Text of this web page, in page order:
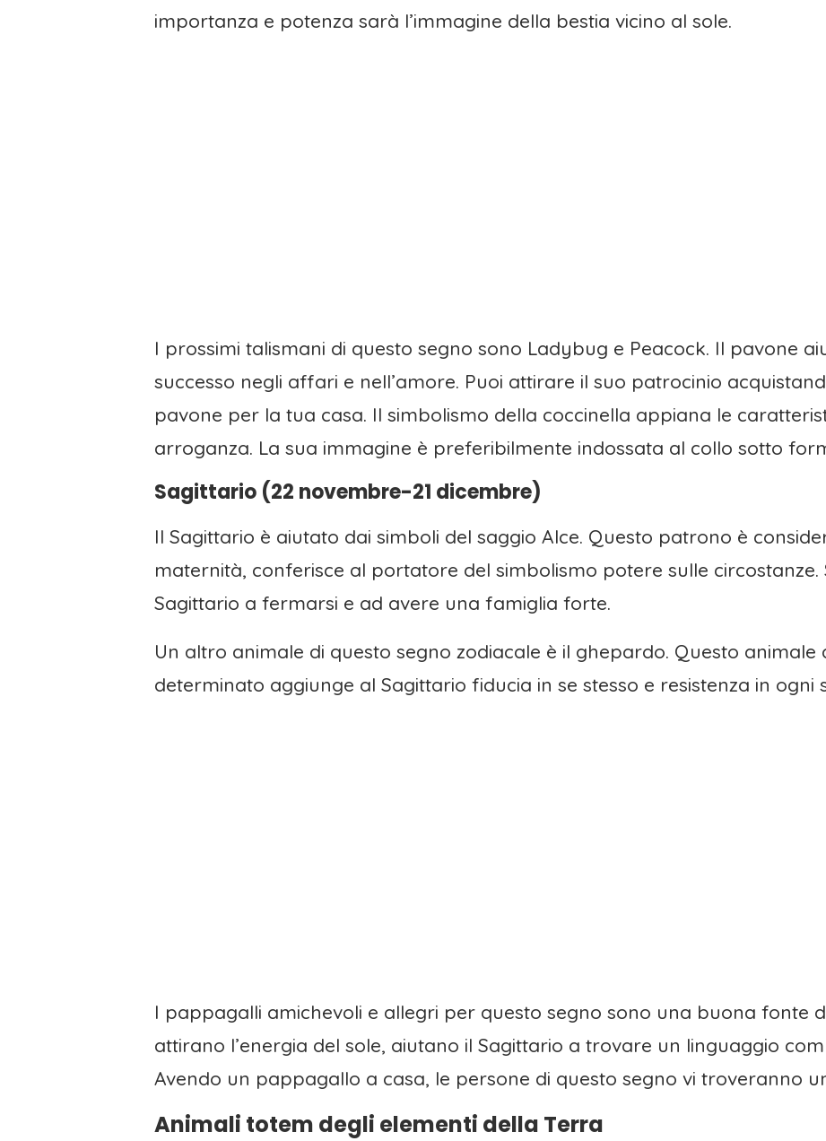
importanza e potenza sarà l’immagine della bestia vicino al sole.
I prossimi talismani di questo segno sono Ladybug e Peacock. Il pavone
successo negli affari e nell’amore. Puoi attirare il suo patrocinio
pavone per la tua casa. Il simbolismo della coccinella appiana le
arroganza. La sua immagine è preferibilmente indossata al collo sotto
Sagittario (22 novembre-21 dicembre)
Il Sagittario è aiutato dai simboli del saggio Alce. Questo patrono è
maternità, conferisce al portatore del simbolismo potere sulle circostanze.
Sagittario a fermarsi e ad avere una famiglia forte.
Un altro animale di questo segno zodiacale è il ghepardo. Questo animale
determinato aggiunge al Sagittario fiducia in se stesso e resistenza in ogni
I pappagalli amichevoli e allegri per questo segno sono una buona fonte
attirano l’energia del sole, aiutano il Sagittario a trovare un linguaggio
Avendo un pappagallo a casa, le persone di questo segno vi troveranno
Animali totem degli elementi della Terra